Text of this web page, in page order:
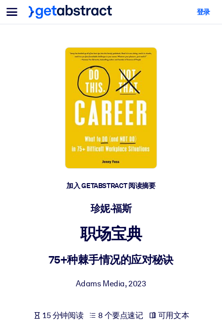
菜单
面向团队与管理者
为您的员工配备关键的人工智能技能。
帮助您的管理者为未来的工作时代做好准备。
让团队更轻松地共同学习、解决实际问题并更快采取行动。
技能提升与重塑
培养您的员工应对未来挑战所需的技能。
将简短且经过验证的知识引入您的 LMS/LXP，以获得更强的学习效
面向人工智能系统
登录
加入 GETABSTRACT 阅读摘要
珍妮·福斯
职场宝典
75+种棘手情况的应对秘诀
Adams Media,2023
15 分钟阅读 8 个要点速记 可用文本